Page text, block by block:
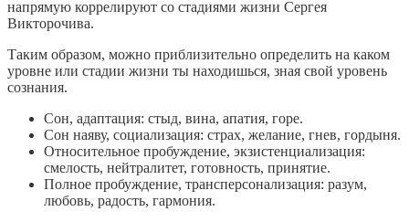
напрямую коррелируют со стадиями жизни Сергея
Викторочива.
Таким образом, можно приблизительно определить на каком
уровне или стадии жизни ты находишься, зная свой уровень
сознания.
Сон, адаптация: стыд, вина, апатия, горе.
Сон наяву, социализация: страх, желание, гнев, гордыня.
Относительное пробуждение, экзистенциализация:
смелость, нейтралитет, готовность, принятие.
Полное пробуждение, трансперсонализация: разум,
любовь, радость, гармония.